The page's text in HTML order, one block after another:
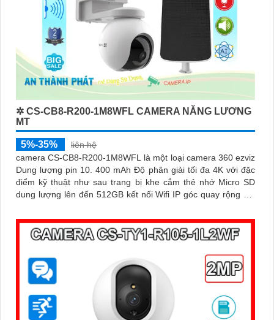
✲ CS-CB8-R200-1M8WFL CAMERA NĂNG LƯƠNG
MT
5%-35%
liên hệ
camera CS-CB8-R200-1M8WFL là một loại camera 360 ezviz
Dung lượng pin 10. 400 mAh Độ phân giải tối đa 4K với đặc
điểm kỹ thuật như sau trang bị khe cắm thẻ nhớ Micro SD
dung lượng lên đến 512GB kết nối Wifi IP góc quay rộng với